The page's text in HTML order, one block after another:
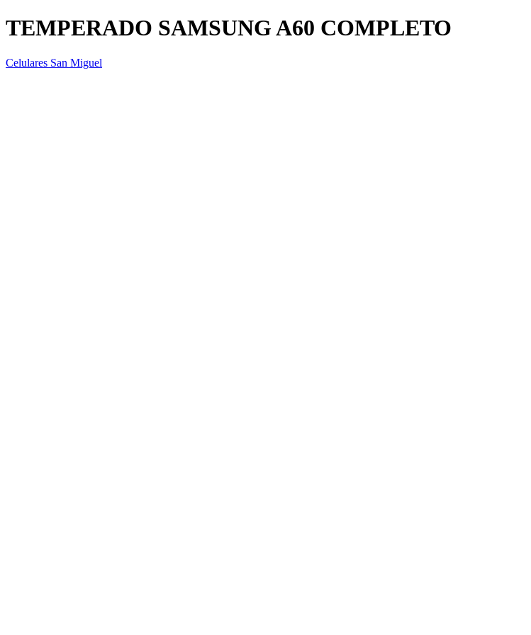
TEMPERADO SAMSUNG A60 COMPLETO
Celulares San Miguel